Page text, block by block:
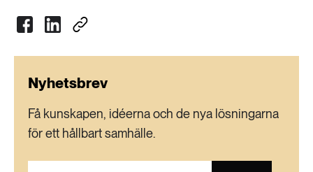
Nyhetsbrev
Få kunskapen, idéerna och de nya lösningarna
för ett hållbart samhälle.